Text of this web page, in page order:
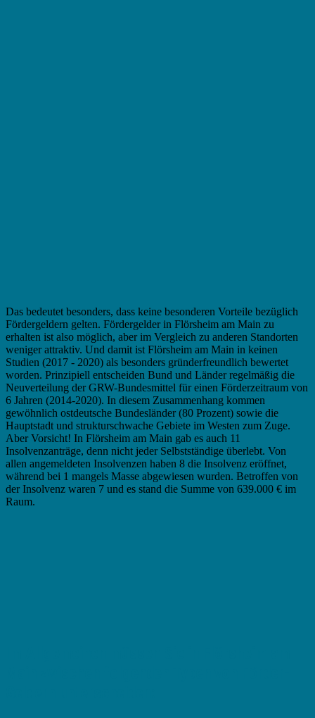
Das bedeutet besonders, dass keine besonderen Vorteile bezüglich
Fördergeldern gelten. Fördergelder in Flörsheim am Main zu
erhalten ist also möglich, aber im Vergleich zu anderen Standorten
weniger attraktiv. Und damit ist Flörsheim am Main in keinen
Studien (2017 - 2020) als besonders gründerfreundlich bewertet
worden. Prinzipiell entscheiden Bund und Länder regelmäßig die
Neuverteilung der GRW-Bundesmittel für einen Förderzeitraum von
6 Jahren (2014-2020). In diesem Zusammenhang kommen
gewöhnlich ostdeutsche Bundesländer (80 Prozent) sowie die
Hauptstadt und strukturschwache Gebiete im Westen zum Zuge.
Aber Vorsicht! In Flörsheim am Main gab es auch 11
Insolvenzanträge, denn nicht jeder Selbstständige überlebt. Von
allen angemeldeten Insolvenzen haben 8 die Insolvenz eröffnet,
während bei 1 mangels Masse abgewiesen wurden. Betroffen von
der Insolvenz waren 7 und es stand die Summe von 639.000 € im
Raum.